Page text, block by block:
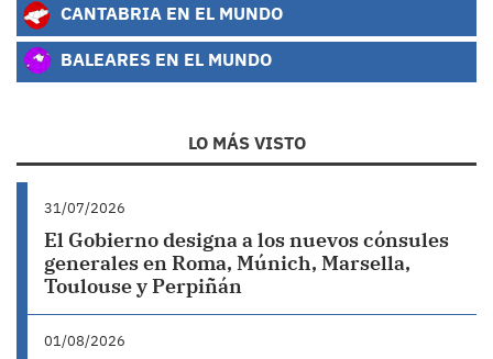
CANTABRIA EN EL MUNDO
BALEARES EN EL MUNDO
LO MÁS VISTO
31/07/2026
El Gobierno designa a los nuevos cónsules
generales en Roma, Múnich, Marsella,
Toulouse y Perpiñán
01/08/2026